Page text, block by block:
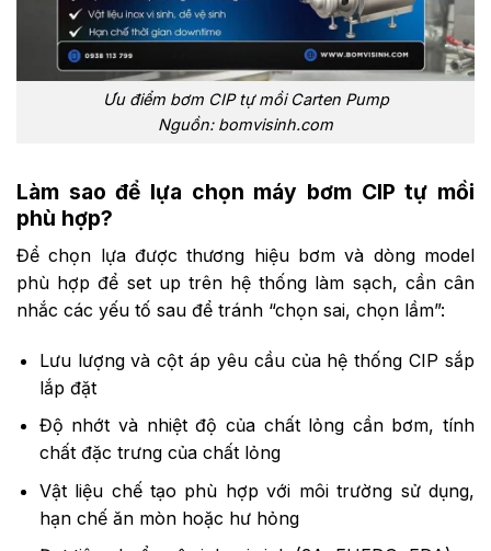
Ưu điểm bơm CIP tự mồi Carten Pump
Nguồn: bomvisinh.com
Làm sao để lựa chọn máy bơm CIP tự mồi
phù hợp?
Để chọn lựa được thương hiệu bơm và dòng model
phù hợp để set up trên hệ thống làm sạch, cần cân
nhắc các yếu tố sau để tránh “chọn sai, chọn lầm”:
Lưu lượng và cột áp yêu cầu của hệ thống CIP sắp
lắp đặt
Độ nhớt và nhiệt độ của chất lỏng cần bơm, tính
chất đặc trưng của chất lỏng
Vật liệu chế tạo phù hợp với môi trường sử dụng,
hạn chế ăn mòn hoặc hư hỏng